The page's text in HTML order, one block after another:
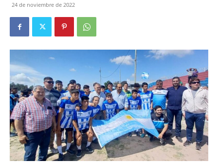
24 de noviembre de 2022